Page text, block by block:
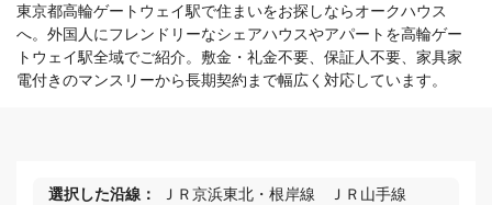
東京都高輪ゲートウェイ駅で住まいをお探しならオークハウス
へ。外国人にフレンドリーなシェアハウスやアパートを高輪ゲー
トウェイ駅全域でご紹介。敷金・礼金不要、保証人不要、家具家
電付きのマンスリーから長期契約まで幅広く対応しています。
選択した沿線： ＪＲ京浜東北・根岸線 ＪＲ山手線